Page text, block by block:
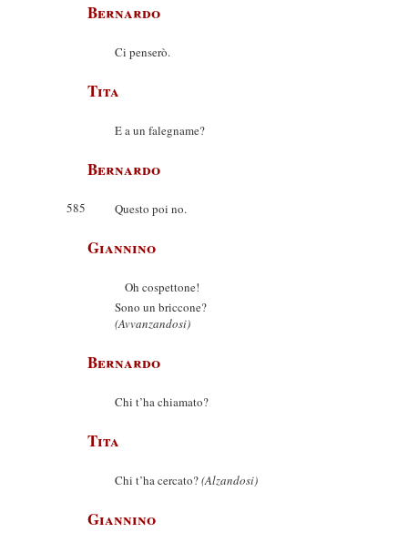
Bernardo
Ci penserò.
Tita
E a un falegname?
Bernardo
585 Questo poi no.
Giannino
Oh cospettone!
Sono un briccone?
(Avvanzandosi)
Bernardo
Chi t’ha chiamato?
Tita
Chi t’ha cercato?(Alzandosi)
Giannino